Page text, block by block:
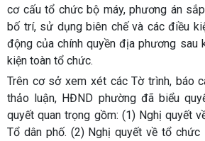
cơ cấu tổ chức bộ máy, phương án
bố trí, sử dụng biên chế và các điều
động của chính quyền địa phương sau
kiện toàn tổ chức.
Trên cơ sở xem xét các Tờ trình, báo
thảo luận, HĐND phường đã biểu
quyết quan trọng gồm: (1) Nghị quyết
Tổ dân phố. (2) Nghị quyết về tổ chức